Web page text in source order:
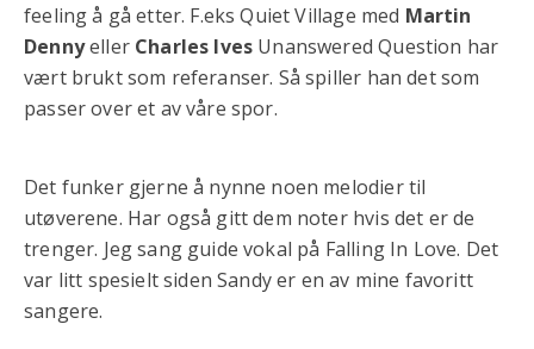
feeling å gå etter. F.eks Quiet Village med Martin
Dennyeller Charles Ives Unanswered Question har
vært brukt som referanser. Så spiller han det som
passer over et av våre spor.
Det funker gjerne å nynne noen melodier til
utøverene. Har også gitt dem noter hvis det er de
trenger. Jeg sang guide vokal på Falling In Love. Det
var litt spesielt siden Sandy er en av mine favoritt
sangere.